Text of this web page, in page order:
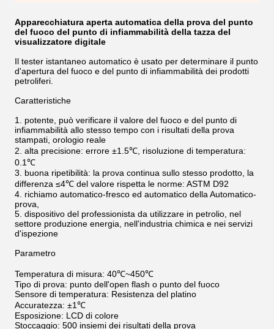
Apparecchiatura aperta automatica della prova del punto
del fuoco del punto di infiammabilità della tazza del
visualizzatore digitale
Il tester istantaneo automatico è usato per determinare il punto
d'apertura del fuoco e del punto di infiammabilità dei prodotti
petroliferi.
Caratteristiche
1. potente, può verificare il valore del fuoco e del punto di
infiammabilità allo stesso tempo con i risultati della prova
stampati, orologio reale
2. alta precisione: errore ±1.5℃, risoluzione di temperatura:
0.1℃
3. buona ripetibilità: la prova continua sullo stesso prodotto, la
differenza ≤4℃ del valore rispetta le norme: ASTM D92
4. richiamo automatico-fresco ed automatico della Automatico-
prova,
5. dispositivo del professionista da utilizzare in petrolio, nel
settore produzione energia, nell'industria chimica e nei servizi
d'ispezione
Parametro
Temperatura di misura: 40℃~450℃
Tipo di prova: punto dell'open flash o punto del fuoco
Sensore di temperatura: Resistenza del platino
Accuratezza: ±1℃
Esposizione: LCD di colore
Stoccaggio: 500 insiemi dei risultati della prova